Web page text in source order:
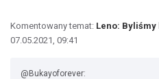
Komentowany temat: Leno: Byliśmy
07.05.2021, 09:41
@Bukayoforever: